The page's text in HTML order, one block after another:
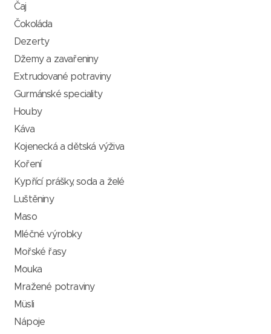
Čaj
Čokoláda
Dezerty
Džemy a zavařeniny
Extrudované potraviny
Gurmánské speciality
Houby
Káva
Kojenecká a dětská výživa
Koření
Kypřící prášky, soda a želé
Luštěniny
Maso
Mléčné výrobky
Mořské řasy
Mouka
Mražené potraviny
Müsli
Nápoje